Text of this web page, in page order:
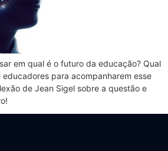
em qual é o futuro da educação? Qual
para acompanharem esse
de Jean Sigel sobre a questão e